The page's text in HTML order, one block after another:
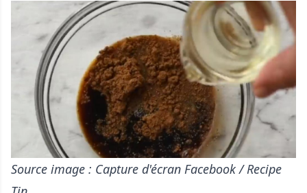
Source image : Capture d'écran Facebook / Recipe